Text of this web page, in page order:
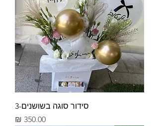
סידור סוגה בשושנים-3
מחיר